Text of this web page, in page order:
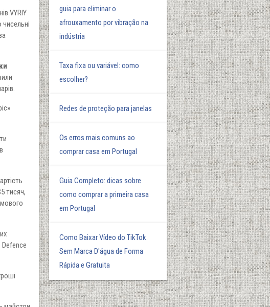
VYRIY
тисяч,
Defence
guia para eliminar o
afrouxamento por vibração na
indústria
Taxa fixa ou variável: como
escolher?
Redes de proteção para janelas
Os erros mais comuns ao
comprar casa em Portugal
Guia Completo: dicas sobre
como comprar a primeira casa
em Portugal
Como Baixar Vídeo do TikTok
Sem Marca D'água de Forma
Rápida e Gratuita